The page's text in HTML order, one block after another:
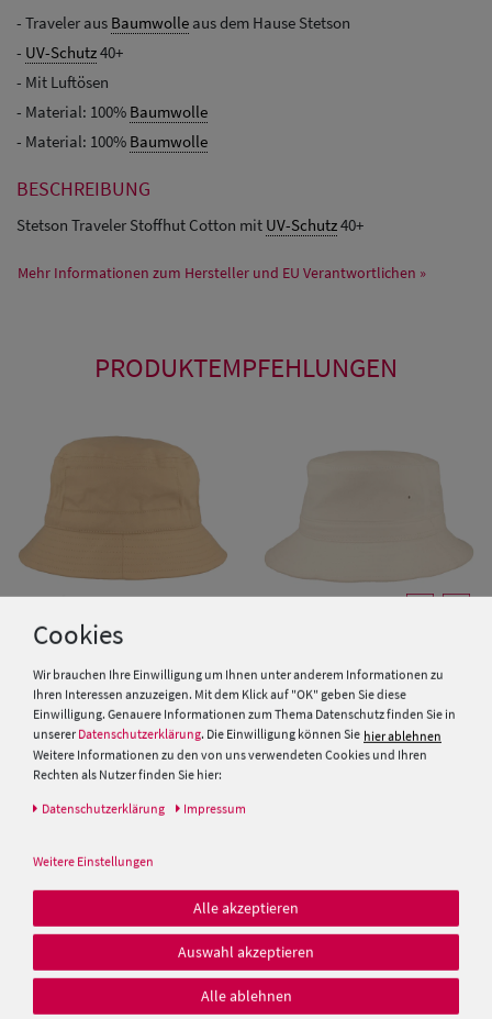
- Traveler aus Baumwolle aus dem Hause Stetson
- UV-Schutz40+
- Mit Luftösen
- Material: 100% Baumwolle
- Material: 100% Baumwolle
BESCHREIBUNG
Stetson Traveler Stoffhut Cotton mit UV-Schutz40+
Mehr Informationen zum Hersteller und EU Verantwortlichen »
PRODUKTEMPFEHLUNGEN
Fiebig Fischer-Hut mit 2
Taschen aus Baumwolle
19,99 €
Einfarbiger knautschbarer
Fischerhut mit UV 50+ aus
Baumwolle von Hut-Breiter
25,00 €
Cookies
Wir brauchen Ihre Einwilligung um Ihnen unter anderem Informationen zu
Ihren Interessen anzuzeigen. Mit dem Klick auf "OK" geben Sie diese
Einwilligung. Genauere Informationen zum Thema Datenschutz finden Sie in
unserer Datenschutzerklärung. Die Einwilligung können Sie hier ablehnen
Weitere Informationen zu den von uns verwendeten Cookies und Ihren
Rechten als Nutzer finden Sie hier:
Daten­schutz­erklärung Impressum
Weitere Einstellungen
Alle akzeptieren
Auswahl akzeptieren
Alle ablehnen